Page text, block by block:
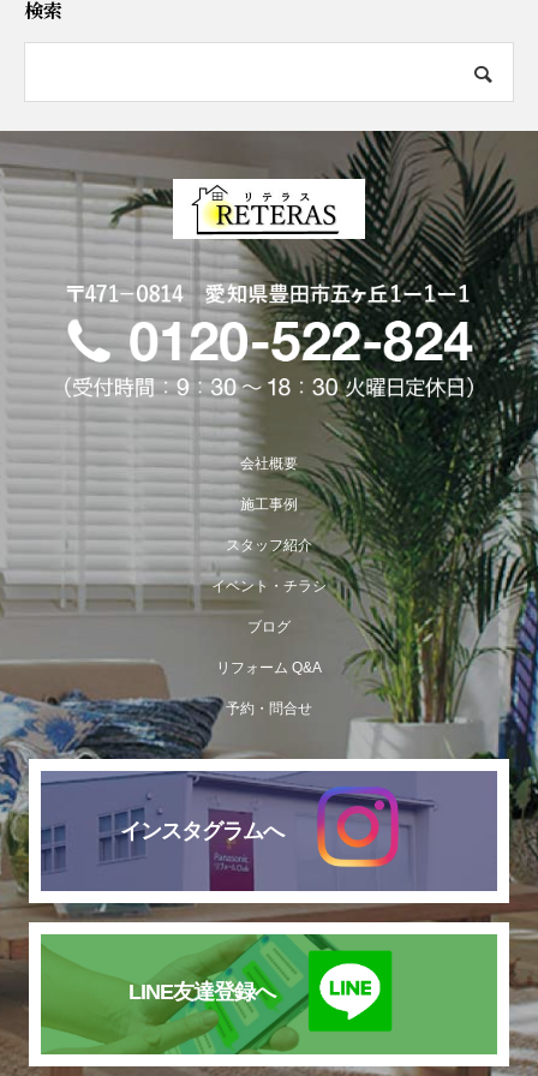
検索
会社概要
施工事例
スタッフ紹介
イベント・チラシ
ブログ
リフォーム Q&A
予約・問合せ
インスタグラムへ
LINE友達登録へ